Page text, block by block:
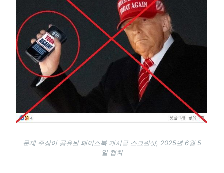
문제 주장이 공유된 페이스북 게시글 스크린샷, 2025년 6월 5
일 캡쳐